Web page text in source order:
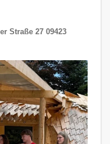
Straße 27 09423